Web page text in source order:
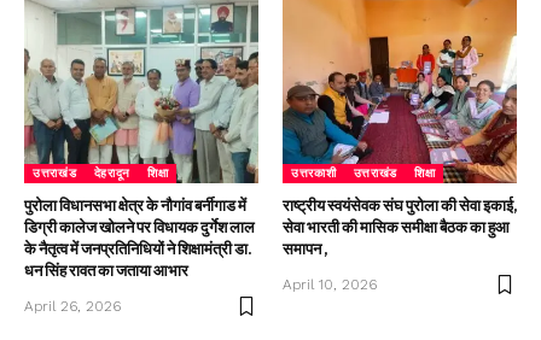
उत्तराखंड देहरादून शिक्षा
पुरोला विधानसभा क्षेत्र के नौगांव बर्नीगाड में
डिग्री कालेज खोलने पर विधायक दुर्गेश लाल
के नैतृत्व में जनप्रतिनिधियों ने शिक्षामंत्री डा.
धन सिंह रावत का जताया आभार
April 26, 2026
उत्तरकाशी उत्तराखंड शिक्षा
राष्ट्रीय स्वयंसेवक संघ पुरोला की सेवा इकाई,
सेवा भारती की मासिक समीक्षा बैठक का हुआ
समापन ,
April 10, 2026